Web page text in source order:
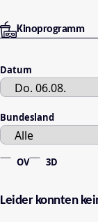
Kinoprogramm
Datum
Bundesland
OV 3D
Leider konnten